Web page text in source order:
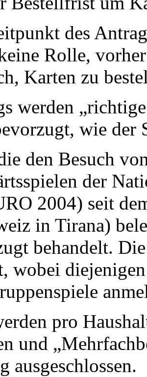
des
Rolle,
Karten zu
werden
wie der
den Besuch
der
2004) seit
in Tirana)
behandelt.
wobei
pro
und
ausgeschlossen.